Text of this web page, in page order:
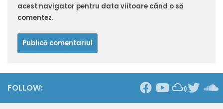
acest navigator pentru data viitoare când o să
comentez.
FOLLOW: